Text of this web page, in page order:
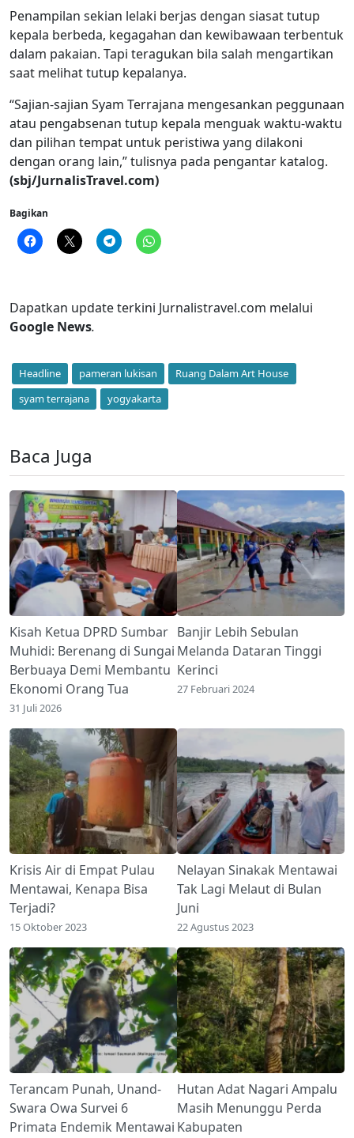
Penampilan sekian lelaki berjas dengan siasat tutup
kepala berbeda, kegagahan dan kewibawaan terbentuk
dalam pakaian. Tapi teragukan bila salah mengartikan
saat melihat tutup kepalanya.
“Sajian-sajian Syam Terrajana mengesankan peggunaan
atau pengabsenan tutup kepala menguak waktu-waktu
dan pilihan tempat untuk peristiwa yang dilakoni
dengan orang lain,” tulisnya pada pengantar katalog.
(sbj/JurnalisTravel.com)
Bagikan
Dapatkan update terkini Jurnalistravel.com melalui
Google News.
Headline pameran lukisan
Ruang Dalam Art House
syam terrajana
yogyakarta
Baca Juga
Kisah Ketua DPRD Sumbar
Muhidi: Berenang di Sungai
Berbuaya Demi Membantu
Ekonomi Orang Tua
31 Juli 2026
Banjir Lebih Sebulan
Melanda Dataran Tinggi
Kerinci
27 Februari 2024
Krisis Air di Empat Pulau
Mentawai, Kenapa Bisa
Terjadi?
15 Oktober 2023
Nelayan Sinakak Mentawai
Tak Lagi Melaut di Bulan
Juni
22 Agustus 2023
Terancam Punah, Unand-
Swara Owa Survei 6
Primata Endemik Mentawai
Hutan Adat Nagari Ampalu
Masih Menunggu Perda
Kabupaten